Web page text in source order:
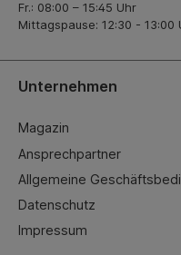
Fr.: 08:00 – 15:45 Uhr
Mittagspause: 12:30 - 13:00
Unternehmen
Magazin
Ansprechpartner
Allgemeine
Datenschutz
Impressum